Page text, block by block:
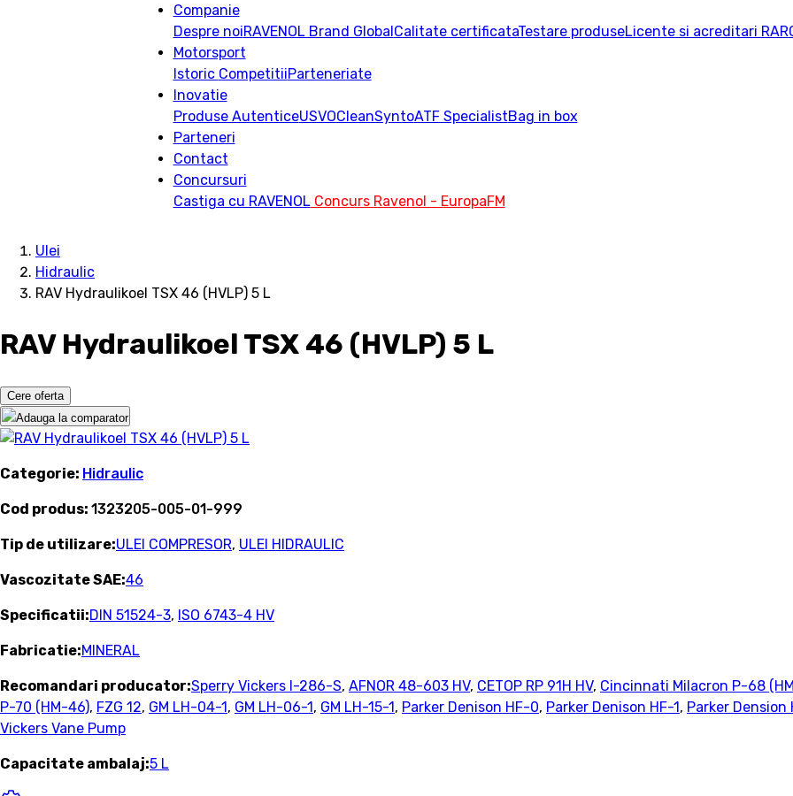
Companie
Despre noiRAVENOL Brand GlobalCalitate certificataTestare produseLicente si acreditari RAR
Motorsport
Istoric CompetitiiParteneriate
Inovatie
Produse AutenticeUSVOCleanSyntoATF SpecialistBag in box
Parteneri
Contact
Concursuri
Castiga cu RAVENOLConcurs Ravenol - EuropaFM
Ulei
Hidraulic
RAV Hydraulikoel TSX 46 (HVLP) 5 L
RAV Hydraulikoel TSX 46 (HVLP) 5 L
Cere oferta
Adauga la comparator
Categorie: Hidraulic
Cod produs: 1323205-005-01-999
Tip de utilizare:ULEI COMPRESOR, ULEI HIDRAULIC
Vascozitate SAE:46
Specificatii:DIN 51524-3, ISO 6743-4 HV
Fabricatie:MINERAL
Recomandari producator:Sperry Vickers I-286-S, AFNOR 48-603 HV, CETOP RP 91H HV, Cincinnati Milacron P-68
P-70 (HM-46), FZG 12, GM LH-04-1, GM LH-06-1, GM LH-15-1, Parker Denison HF-0, Parker Denison HF-1, Parker Dension
Vickers Vane Pump
Capacitate ambalaj:5 L